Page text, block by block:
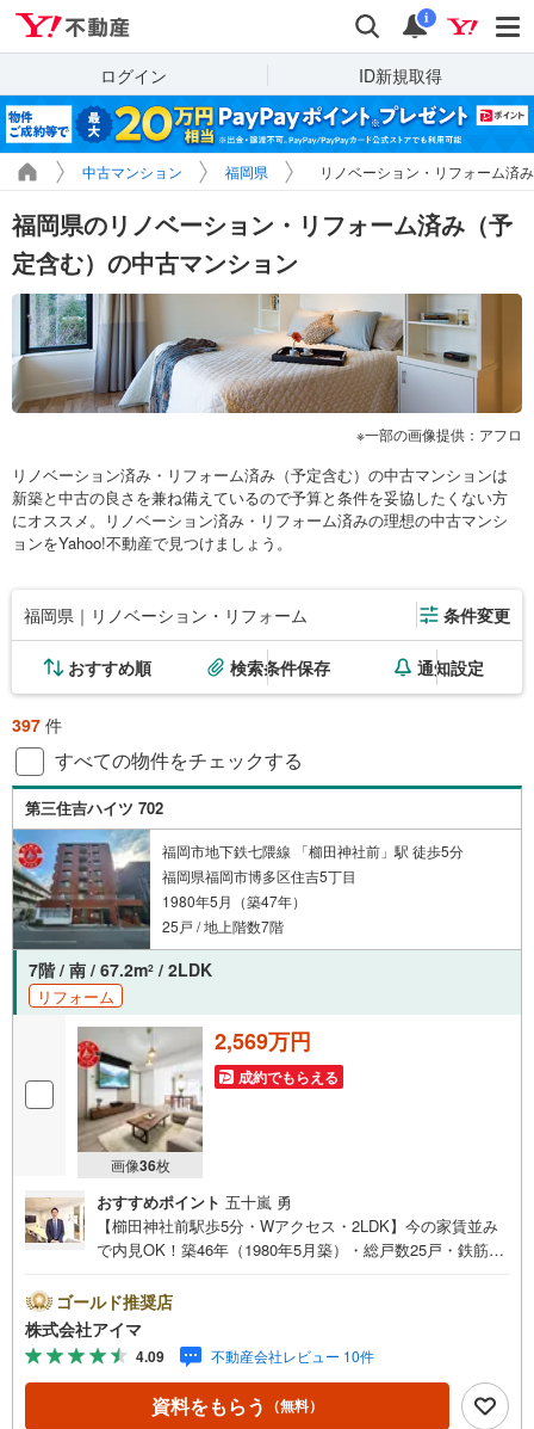
検索 通知
i
ログイン ID新規取得
中古マンション 福岡県 リノベーション・リフォーム済
福岡県のリノベーション・リフォーム済み（予
定含む）の中古マンション
一部の画像提供：アフロ
リノベーション済み・リフォーム済み（予定含む）の中古マンションは
新築と中古の良さを兼ね備えているので予算と条件を妥協したくない方
にオススメ。リノベーション済み・リフォーム済みの理想の中古マンシ
ョンをYahoo!不動産で見つけましょう。
福岡県｜リノベーション・リフォーム 条件変更
おすすめ順 検索条件保存 通知設定
397 件
すべての物件をチェックする
第三住吉ハイツ 702
福岡市地下鉄七隈線 「櫛田神社前」駅 徒歩5分
福岡県福岡市博多区住吉5丁目
1980年5月（築47年）
25戸 / 地上階数7階
7階 / 南 / 67.2m2 / 2LDK
リフォーム
画像36枚
2,569万円
成約でもらえる
おすすめポイント 五十嵐 勇
【櫛田神社前駅歩5分・Wアクセス・2LDK】今の家賃並み
で内見OK！築46年（1980年5月築）・総戸数25戸・鉄筋コ
LDK。専有約67平米。■住戸の条件南向きのお住まいです。
最上階です。■ペットについて小型犬の飼育をご相談いただ
けます（管理規約によります）■共用部・暮らしエレベータ
ー2基。24時間ゴミ出し可。駐輪場あり。■キッチン・水ま
わり食器洗乾燥機・3口以上のコンロ・追焚機能・浴室乾燥
機を備えます。■収納ウォークインクロゼット・クロゼット
ゴールド推奨店
株式会社アイマ
4.09 不動産会社レビュー 10件
資料をもらう （無料）